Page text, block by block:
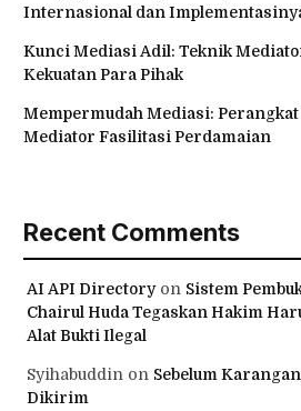
Internasional dan
Kunci Mediasi Adil: Teknik
Kekuatan Para Pihak
Mempermudah Mediasi:
Mediator Fasilitasi Perdamaian
Recent Comments
AI API Directoryon Sistem
Chairul Huda Tegaskan Hakim
Alat Bukti Ilegal
Syihabuddin on Sebelum
Dikirim